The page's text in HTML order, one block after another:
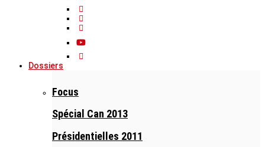
Dossiers
Focus
Spécial Can 2013
Présidentielles 2011